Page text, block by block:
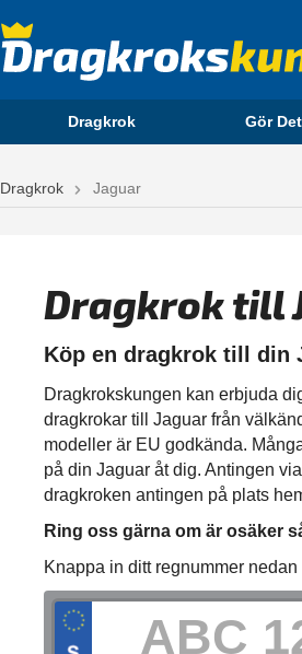
Dragkrok Gör
Dragkrok Jaguar
Dragkrok till
Köp en dragkrok till din
Dragkrokskungen kan erbjuda
dragkrokar till Jaguar från
modeller är EU godkända.
på din Jaguar åt dig. Antingen
dragkroken antingen på plats
Ring oss gärna om är osäker
Knappa in ditt regnummer